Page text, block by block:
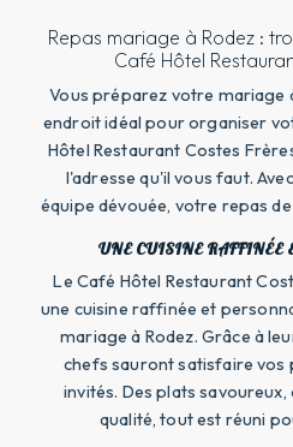
Repas mariage à Rodez :
Café Hôtel
Vous préparez votre mariage
endroit idéal pour organiser
Hôtel Restaurant Costes
l'adresse qu'il vous faut.
équipe dévouée, votre repas
UNE CUISINE RAFFINÉE
Le Café Hôtel Restaurant
une cuisine raffinée et
mariage à Rodez. Grâce à
chefs sauront satisfaire vos
invités. Des plats
qualité, tout est réuni